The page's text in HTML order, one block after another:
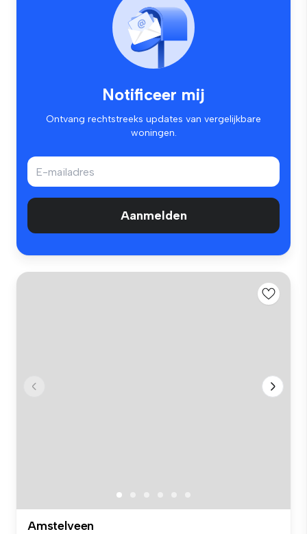
Notificeer mij
Ontvang rechtstreeks updates van vergelijkbare
woningen.
Aanmelden
Amstelveen